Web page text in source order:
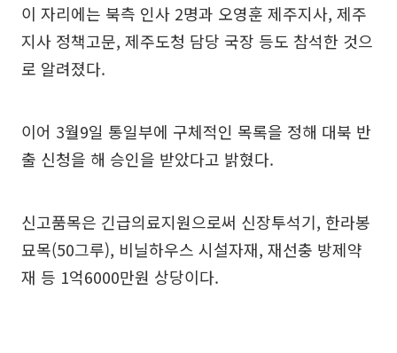
이 자리에는 북측 인사 2명과 오영훈 제주지사, 제주
지사 정책고문, 제주도청 담당 국장 등도 참석한 것으
로 알려졌다.
이어 3월9일 통일부에 구체적인 목록을 정해 대북 반
출 신청을 해 승인을 받았다고 밝혔다.
신고품목은 긴급의료지원으로써 신장투석기, 한라봉
묘목(50그루), 비닐하우스 시설자재, 재선충 방제약
재 등 1억6000만원 상당이다.